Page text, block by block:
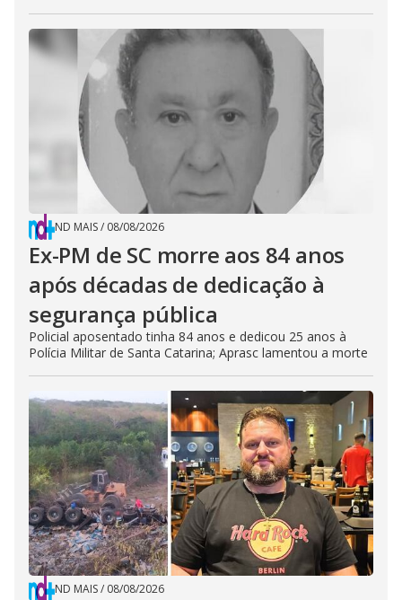
ND MAIS/ 08/08/2026
Ex-PM de SC morre aos 84 anos
após décadas de dedicação à
segurança pública
Policial aposentado tinha 84 anos e dedicou 25 anos à
Polícia Militar de Santa Catarina; Aprasc lamentou a morte
ND MAIS/ 08/08/2026